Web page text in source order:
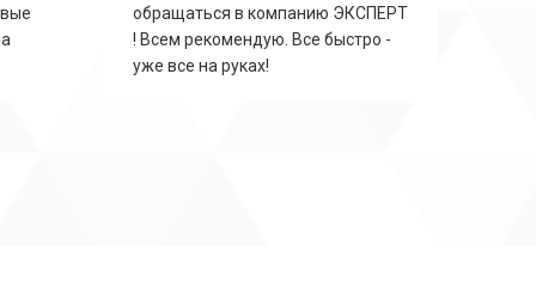
обращаться в компанию ЭКСПЕРТ
! Всем рекомендую. Все быстро -
уже все на руках!